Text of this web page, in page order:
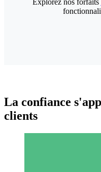
La confiance
clients